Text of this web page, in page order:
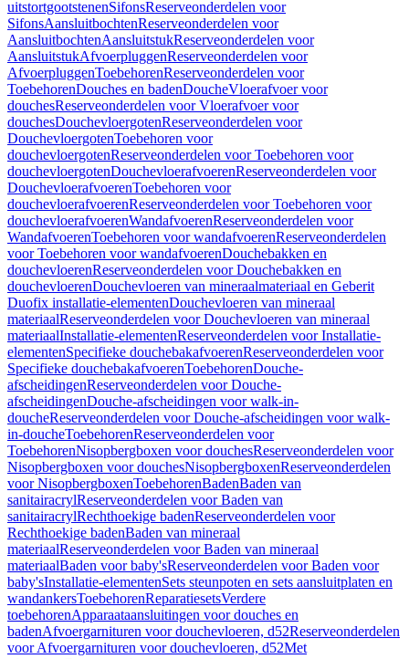
uitstortgootstenenSifonsReserveonderdelen voor
SifonsAansluitbochtenReserveonderdelen voor
AansluitbochtenAansluitstukReserveonderdelen voor
AansluitstukAfvoerpluggenReserveonderdelen voor
AfvoerpluggenToebehorenReserveonderdelen voor
ToebehorenDouches en badenDoucheVloerafvoer voor
douchesReserveonderdelen voor Vloerafvoer voor
douchesDouchevloergotenReserveonderdelen voor
DouchevloergotenToebehoren voor
douchevloergotenReserveonderdelen voor Toebehoren voor
douchevloergotenDouchevloerafvoerenReserveonderdelen voor
DouchevloerafvoerenToebehoren voor
douchevloerafvoerenReserveonderdelen voor Toebehoren voor
douchevloerafvoerenWandafvoerenReserveonderdelen voor
WandafvoerenToebehoren voor wandafvoerenReserveonderdelen
voor Toebehoren voor wandafvoerenDouchebakken en
douchevloerenReserveonderdelen voor Douchebakken en
douchevloerenDouchevloeren van mineraalmateriaal en Geberit
Duofix installatie-elementenDouchevloeren van mineraal
materiaalReserveonderdelen voor Douchevloeren van mineraal
materiaalInstallatie-elementenReserveonderdelen voor Installatie-
elementenSpecifieke douchebakafvoerenReserveonderdelen voor
Specifieke douchebakafvoerenToebehorenDouche-
afscheidingenReserveonderdelen voor Douche-
afscheidingenDouche-afscheidingen voor walk-in-
doucheReserveonderdelen voor Douche-afscheidingen voor walk-
in-doucheToebehorenReserveonderdelen voor
ToebehorenNisopbergboxen voor douchesReserveonderdelen voor
Nisopbergboxen voor douchesNisopbergboxenReserveonderdelen
voor NisopbergboxenToebehorenBadenBaden van
sanitairacrylReserveonderdelen voor Baden van
sanitairacrylRechthoekige badenReserveonderdelen voor
Rechthoekige badenBaden van mineraal
materiaalReserveonderdelen voor Baden van mineraal
materiaalBaden voor baby'sReserveonderdelen voor Baden voor
baby'sInstallatie-elementenSets steunpoten en sets aansluitplaten en
wandankersToebehorenReparatiesetsVerdere
toebehorenApparaataansluitingen voor douches en
badenAfvoergarnituren voor douchevloeren, d52Reserveonderdelen
voor Afvoergarnituren voor douchevloeren, d52Met